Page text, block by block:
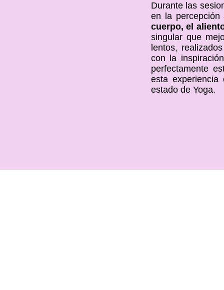
Durante las
en la
cuerpo, el
singular que
lentos,
con la
perfectamente
esta
estado de Yoga.